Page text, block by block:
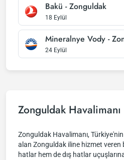
Bakü - Zonguldak
18 Eylül
Mineralnye Vody -
24 Eylül
Zonguldak Havalimanı
Zonguldak Havalimanı,
alan Zonguldak iline hizmet veren
hatlar hem de dış hatlar